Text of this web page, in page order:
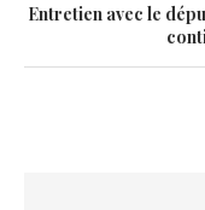
Entretien avec le